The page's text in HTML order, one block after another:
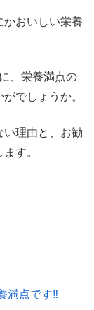
かおいしい栄養
、栄養満点の
でしょうか。
い理由と、お勧
ます。
満点です‼